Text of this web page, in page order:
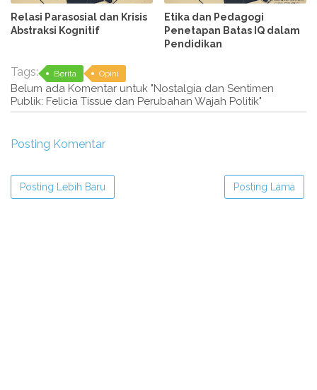
Relasi Parasosial dan Krisis
Abstraksi Kognitif
Etika dan Pedagogi
Penetapan Batas IQ dalam
Pendidikan
Tags: Berita Opini
Belum ada Komentar untuk "Nostalgia dan Sentimen
Publik: Felicia Tissue dan Perubahan Wajah Politik"
Posting Komentar
Posting Lebih Baru Posting Lama